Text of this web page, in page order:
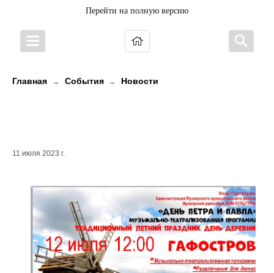
Перейти на полную версию
Главная → События → Новости
11 июля 2023 г.